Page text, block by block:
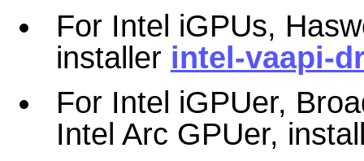
For Intel iGPUs,
installer intel-vaapi-
For Intel iGPUer,
Intel Arc GPUer,